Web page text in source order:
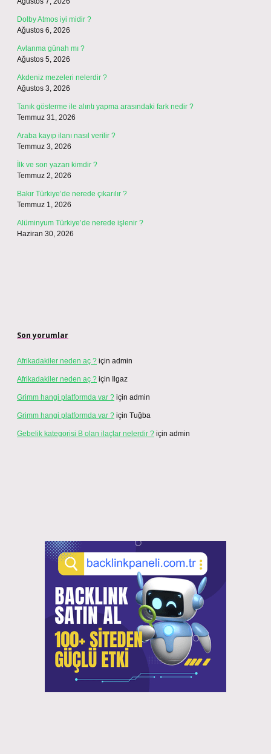
Dolby Atmos iyi midir ?
Ağustos 6, 2026
Avlanma günah mı ?
Ağustos 5, 2026
Akdeniz mezeleri nelerdir ?
Ağustos 3, 2026
Tanık gösterme ile alıntı yapma arasındaki fark nedir ?
Temmuz 31, 2026
Araba kayıp ilanı nasıl verilir ?
Temmuz 3, 2026
İlk ve son yazarı kimdir ?
Temmuz 2, 2026
Bakır Türkiye’de nerede çıkarılır ?
Temmuz 1, 2026
Alüminyum Türkiye’de nerede işlenir ?
Haziran 30, 2026
Son yorumlar
Afrikadakiler neden aç ? için admin
Afrikadakiler neden aç ? için Ilgaz
Grimm hangi platformda var ? için admin
Grimm hangi platformda var ? için Tuğba
Gebelik kategorisi B olan ilaçlar nelerdir ? için admin